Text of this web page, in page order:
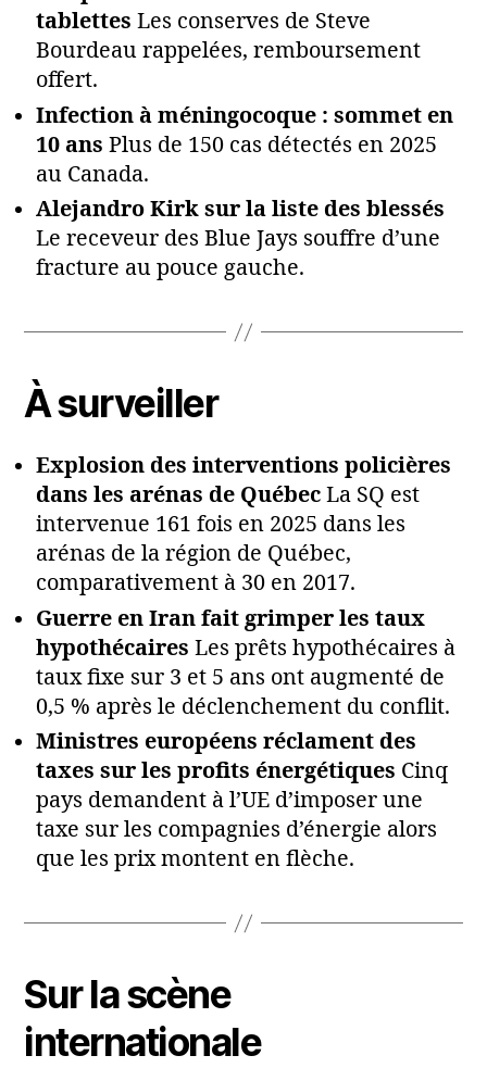
tablettes Les conserves de Steve
Bourdeau rappelées, remboursement
offert.
Infection à méningocoque : sommet en
10 ans Plus de 150 cas détectés en 2025
au Canada.
Alejandro Kirk sur la liste des blessés
Le receveur des Blue Jays souffre d’une
fracture au pouce gauche.
À surveiller
Explosion des interventions policières
dans les arénas de Québec La SQ est
intervenue 161 fois en 2025 dans les
arénas de la région de Québec,
comparativement à 30 en 2017.
Guerre en Iran fait grimper les taux
hypothécaires Les prêts hypothécaires à
taux fixe sur 3 et 5 ans ont augmenté de
0,5 % après le déclenchement du conflit.
Ministres européens réclament des
taxes sur les profits énergétiques Cinq
pays demandent à l’UE d’imposer une
taxe sur les compagnies d’énergie alors
que les prix montent en flèche.
Sur la scène
internationale